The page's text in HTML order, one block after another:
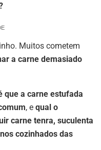
Muitos cometem
a carne demasiado
que a carne estufada
, e qual o
carne tenra, suculenta
cozinhados das